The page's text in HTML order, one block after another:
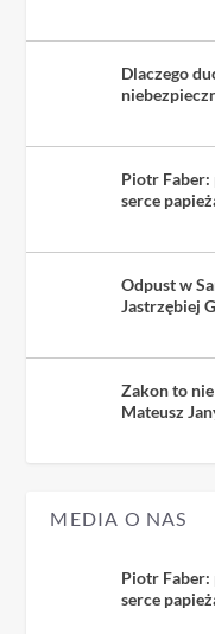
Dlaczego
Piotr Faber:
serce
Odpust w
Jastrzębiej
Zakon to
Mateusz
MEDIA O NAS
Piotr Faber:
serce